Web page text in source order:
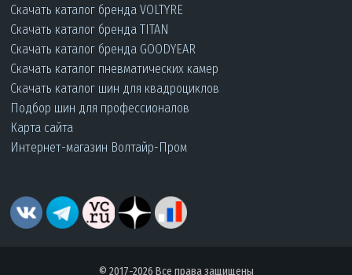
Скачать каталог бренда VOLTYRE
Скачать каталог бренда TITAN
Скачать каталог бренда GOODYEAR
Скачать каталог пневматических камер
Скачать каталог шин для квадроциклов
Подбор шин для профессионалов
Карта сайта
Интернет-магазин Волтайр-Пром
© 2017-2026 Все права защищены